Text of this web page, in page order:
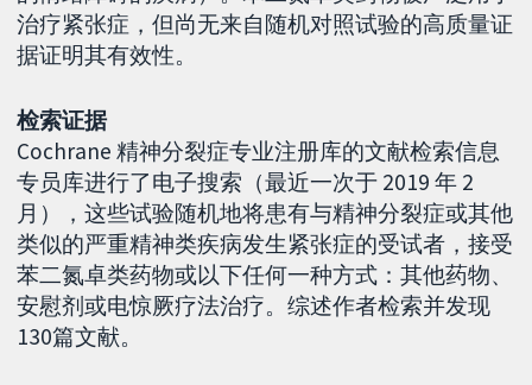
治疗紧张症，但尚无来自随机对照试验的高质量证
据证明其有效性。
检索证据
Cochrane 精神分裂症专业注册库的文献检索信息
专员库进行了电子搜索（最近一次于 2019 年 2
月），这些试验随机地将患有与精神分裂症或其他
类似的严重精神类疾病发生紧张症的受试者，接受
苯二氮卓类药物或以下任何一种方式：其他药物、
安慰剂或电惊厥疗法治疗。综述作者检索并发现
130篇文献。